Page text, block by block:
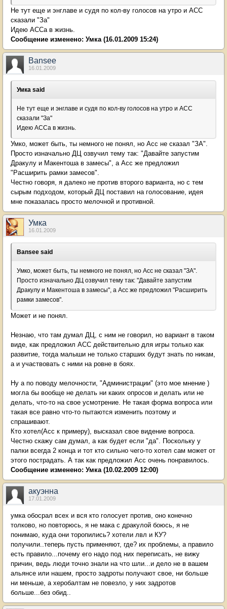
Не тут еще и энглаве и судя по кол-ву голосов на утро и АСС
сказали "За"
Идею АССа в жизнь.
Сообщение изменено: Умка(16.01.2009 15:24)
Bansee
16.01.2009
Умка said
Не тут еще и энглаве и судя по кол-ву голосов на утро и АСС
сказали "За"
Идею АССа в жизнь.
Умко, может быть, ты немного не понял, но Асс не сказал "ЗА".
Просто изначально ДЦ озвучил тему так: "Давайте запустим
Дракулу и Макентоша в замесы", а Асс же предложил
"Расширить рамки замесов".
Честно говоря, я далеко не против второго варианта, но с тем
сырым подходом, который ДЦ поставил на голосование, идея
мне показалась просто мелочной и противной.
Умка
16.01.2009
Bansee said
Умко, может быть, ты немного не понял, но Асс не сказал "ЗА".
Просто изначально ДЦ озвучил тему так: "Давайте запустим
Дракулу и Макентоша в замесы", а Асс же предложил "Расширить
рамки замесов".
Может и не понял.
Незнаю, что там думал ДЦ, с ним не говорил, но вариант в таком
виде, как предложил АСС действительно для игры только как
развитие, тогда малыши не только старших будут знать по никам,
а и участвовать с ними на ровне в боях.
Ну а по поводу мелочности, "Администрации" (это мое мнение )
могла бы вообще не делать ни каких опросов и делать или не
делать, что-то на свое усмотрение. Не такая форма вопроса или
такая все равно что-то пытаются изменить поэтому и
спрашивают.
Кто хотел(Асс к примеру), высказал свое видение вопроса.
Честно скажу сам думал, а как будет если "да". Поскольку у
палки всегда 2 конца и тот кто сильно чего-то хотел сам может от
этого пострадать. А так как предложил Асс очень понравилось.
Сообщение изменено: Умка(10.02.2009 12:00)
акуэнна
17.01.2009
умка обосрал всех и вся кто голосует против, оно конечно
толково, но повторюсь, я не мака с дракулой боюсь, я не
понимаю, куда они торопились? хотели лвл и КУ?
получили..теперь пусть применяют, где? их проблемы, а правило
есть правило...почему его надо под них переписать, не вижу
причин, ведь люди точно знали на что шли...и дело не в вашем
альянсе или нашем, просто задроты получают свое, ни больше
ни меньше, а херобалтам не повезло, у них задротов
больше...без обид..